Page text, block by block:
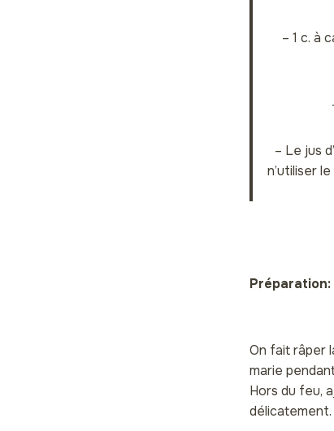
– 1 c. à
– Le jus
n’utiliser
Préparation:
On fait râper
marie
Hors du feu,
délicatement.